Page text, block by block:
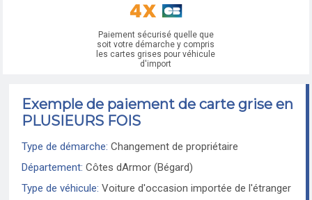
Paiement sécurisé quelle que
soit votre démarche y compris
les cartes grises pour véhicule
d'import
Exemple de paiement de carte grise en
PLUSIEURS FOIS
Type de démarche: Changement de propriétaire
Département: Côtes dArmor (Bégard)
Type de véhicule: Voiture d'occasion importée de l'étranger